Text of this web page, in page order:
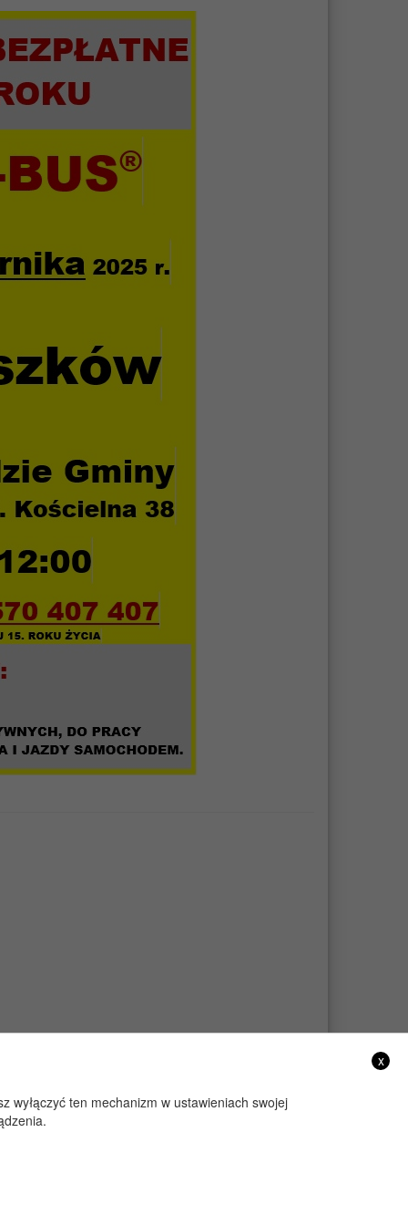
x
wyłączyć ten mechanizm w ustawieniach swojej